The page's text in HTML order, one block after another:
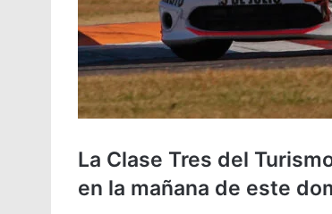
La Clase Tres del
en la mañana de este